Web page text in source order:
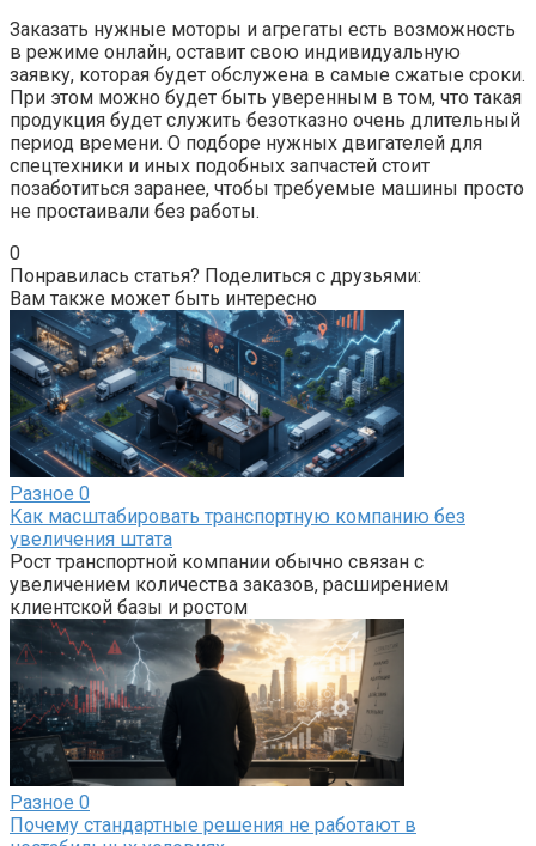
Заказать нужные моторы и агрегаты есть возможность
в режиме онлайн, оставит свою индивидуальную
заявку, которая будет обслужена в самые сжатые сроки.
При этом можно будет быть уверенным в том, что такая
продукция будет служить безотказно очень длительный
период времени. О подборе нужных двигателей для
спецтехники и иных подобных запчастей стоит
позаботиться заранее, чтобы требуемые машины просто
не простаивали без работы.
0
Понравилась статья? Поделиться с друзьями:
Вам также может быть интересно
Разное 0
Как масштабировать транспортную компанию без
увеличения штата
Рост транспортной компании обычно связан с
увеличением количества заказов, расширением
клиентской базы и ростом
Разное 0
Почему стандартные решения не работают в